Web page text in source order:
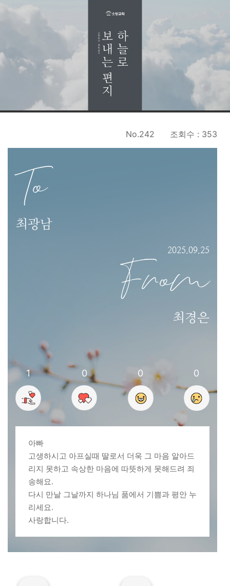
No.242 조회수 : 353
To
최광남
2025.09.25
From
최경은
1 0 0 0
아빠
고생하시고 아프실때 딸로서 더욱 그 마음 알아드
리지 못하고 속상한 마음에 따뜻하게 못해드려 죄
송해요.
다시 만날 그날까지 하나님 품에서 기쁨과 평안 누
리세요.
사랑합니다.